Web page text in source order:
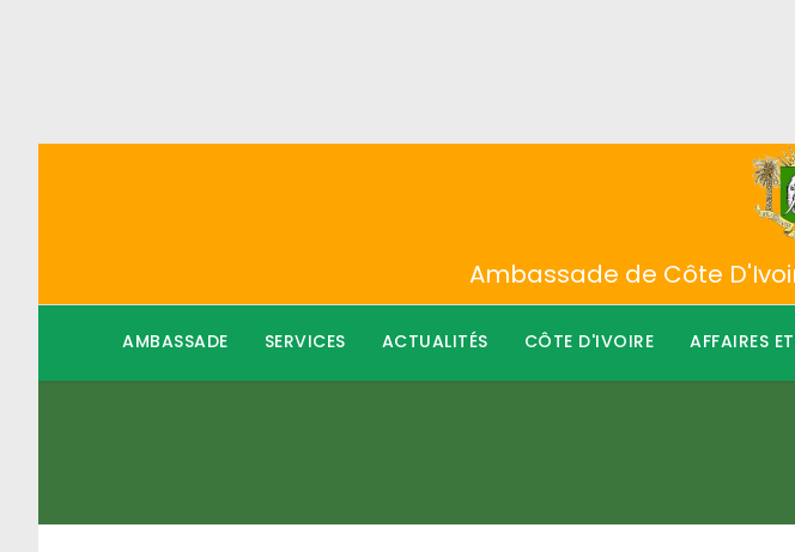
Ambassade de Côte
AMBASSADE SERVICES ACTUALITÉS CÔTE D'IVOIRE AFFAIRES